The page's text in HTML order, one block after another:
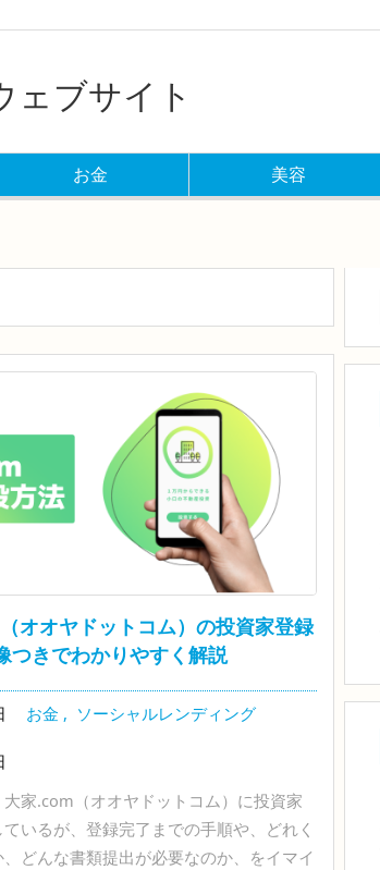
ェブサイト
お金 美容
オオヤドットコム）の投資家登録
つきでわかりやすく解説
お金 , ソーシャルレンディング
家.com（オオヤドットコム）に投資家
いるが、登録完了までの手順や、どれく
どんな書類提出が必要なのか、をイマイ